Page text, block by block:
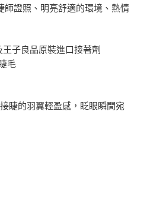
師證照、明亮舒適的環境、熱情
子良品原裝進口接著劑
毛
睫的羽翼輕盈感，眨眼瞬間宛